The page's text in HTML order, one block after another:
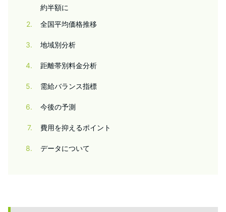
約半額に
2
全国平均価格推移
3 地域別分析
4 距離帯別料金分析
5 需給バランス指標
6 今後の予測
7 費用を抑えるポイント
8 データについて